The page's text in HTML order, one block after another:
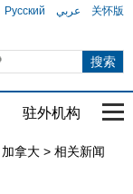
Русский عربي 关怀版
驻外机构 国
加拿大 > 相关新闻